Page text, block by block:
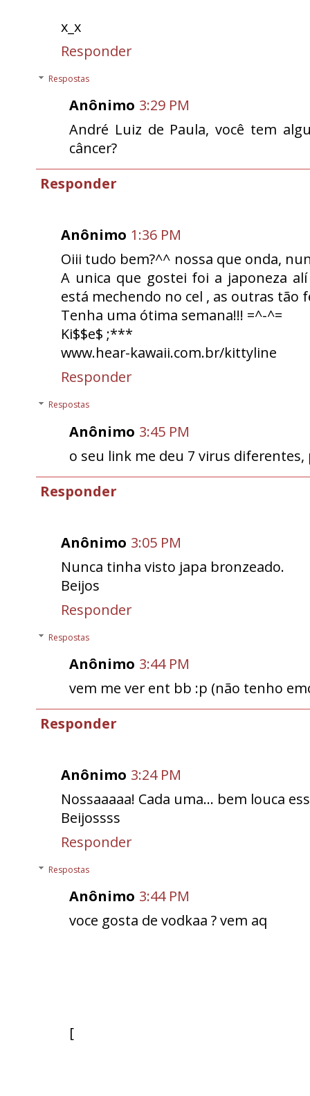
x_x
Responder
Respostas
Anônimo 3:29 PM
André Luiz de Paula, você tem
câncer?
Responder
Anônimo 1:36 PM
Oiii tudo bem?^^ nossa que onda,
A unica que gostei foi a japoneza
está mechendo no cel , as outras tão
Tenha uma ótima semana!!! =^-^=
Ki$$e$ ;***
www.hear-kawaii.com.br/kittyline
Responder
Respostas
Anônimo 3:45 PM
o seu link me deu 7 virus
Responder
Anônimo 3:05 PM
Nunca tinha visto japa bronzeado.
Beijos
Responder
Respostas
Anônimo 3:44 PM
vem me ver ent bb :p (não tenho
Responder
Anônimo 3:24 PM
Nossaaaaa! Cada uma... bem louca
Beijossss
Responder
Respostas
Anônimo 3:44 PM
voce gosta de vodkaa ? vem aq
[